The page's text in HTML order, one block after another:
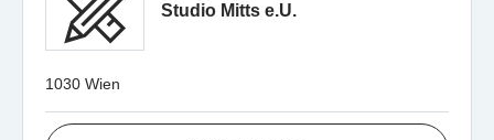
Studio Mitts e.U.
1030 Wien